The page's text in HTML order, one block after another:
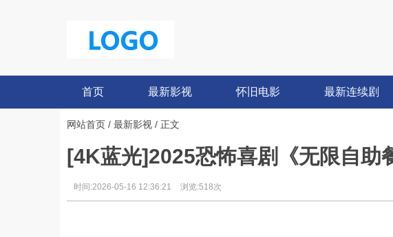
首页 最新影视 怀旧电影 最新连续剧
网站首页 / 最新影视 / 正文
[4K蓝光]2025恐怖喜剧《无限自助
时间:2026-05-16 12:36:21 浏览:518次